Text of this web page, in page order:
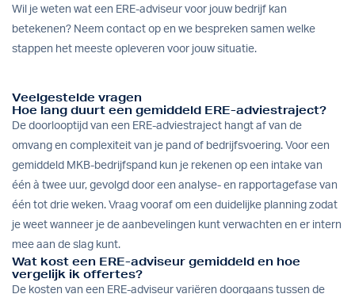
Wil je weten wat een ERE-adviseur voor jouw bedrijf kan
betekenen? Neem contact op en we bespreken samen welke
stappen het meeste opleveren voor jouw situatie.
Veelgestelde vragen
Hoe lang duurt een gemiddeld ERE-adviestraject?
De doorlooptijd van een ERE-adviestraject hangt af van de
omvang en complexiteit van je pand of bedrijfsvoering. Voor een
gemiddeld MKB-bedrijfspand kun je rekenen op een intake van
één à twee uur, gevolgd door een analyse- en rapportagefase van
één tot drie weken. Vraag vooraf om een duidelijke planning zodat
je weet wanneer je de aanbevelingen kunt verwachten en er intern
mee aan de slag kunt.
Wat kost een ERE-adviseur gemiddeld en hoe
vergelijk ik offertes?
De kosten van een ERE-adviseur variëren doorgaans tussen de